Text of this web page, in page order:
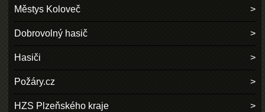
Městys Koloveč
Dobrovolný hasič
Hasiči
Požáry.cz
HZS Plzeňského kraje